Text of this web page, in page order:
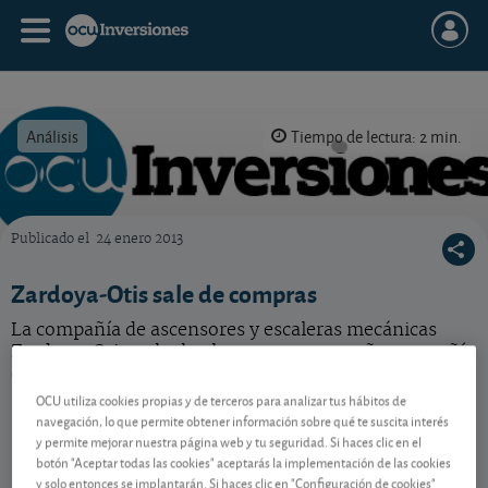
Análisis Tiempo de lectura: 2 min.
Publicado el 24 enero 2013
Zardoya-Otis sale de compras
La compañía de ascensores y escaleras mecánicas
Zardoya-Otis se ha hecho con una pequeña compañía
Contenido reservado a SOCIOS
OCU utiliza cookies propias y de terceros para analizar tus hábitos de
navegación, lo que permite obtener información sobre qué te suscita interés
y permite mejorar nuestra página web y tu seguridad. Si haces clic en el
botón "Aceptar todas las cookies" aceptarás la implementación de las cookies
y solo entonces se implantarán. Si haces clic en "Configuración de cookies"